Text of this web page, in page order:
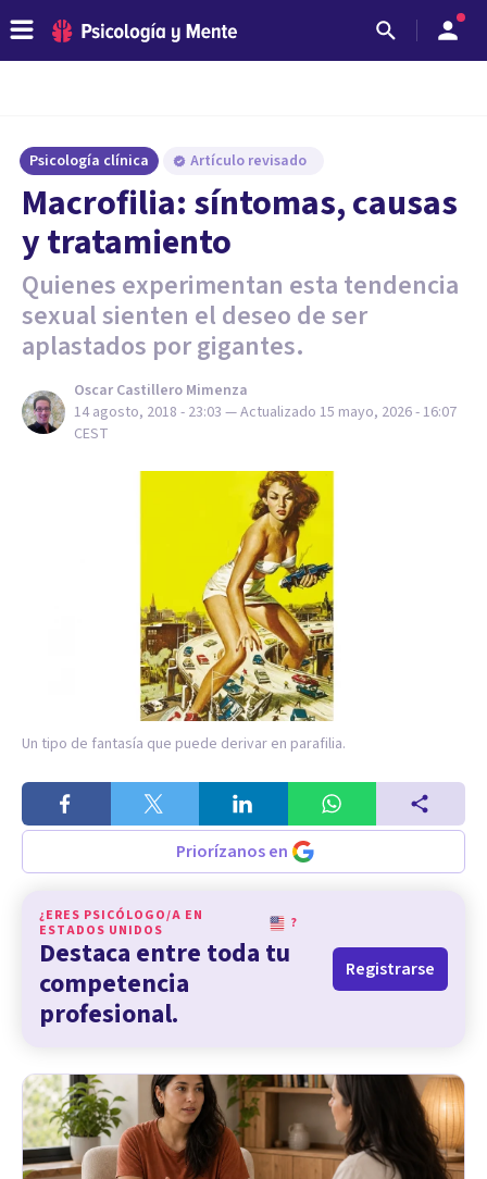
Psicología clínica Artículo revisado
Macrofilia: síntomas, causas
y tratamiento
Quienes experimentan esta tendencia
sexual sienten el deseo de ser
aplastados por gigantes.
Oscar Castillero Mimenza
14 agosto, 2018 - 23:03 — Actualizado 15 mayo, 2026 - 16:07
CEST
Un tipo de fantasía que puede derivar en parafilia.
Priorízanos en
¿ERES PSICÓLOGO/A EN
ESTADOS UNIDOS
?
Destaca entre toda tu
competencia
profesional.
Registrarse